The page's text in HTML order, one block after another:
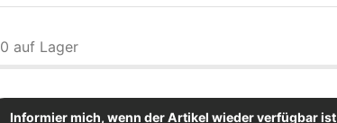
0 auf Lager
Informier mich, wenn der Artikel wieder verfügbar ist